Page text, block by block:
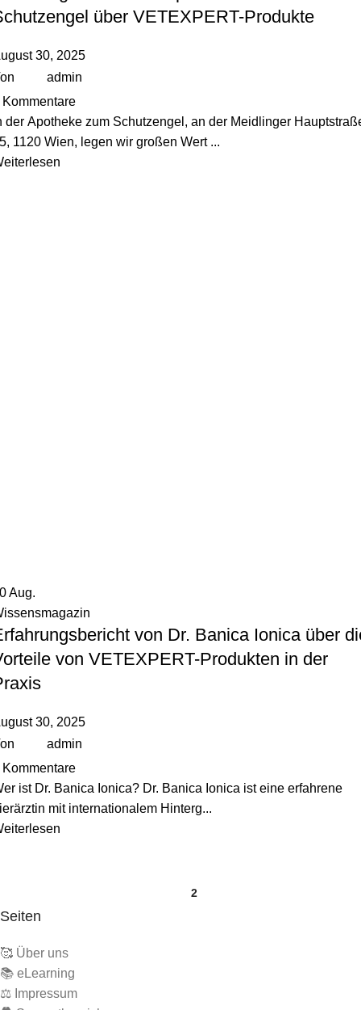
über VETEXPERT-Produkte
30, 2025
admin
Kommentare
der Apotheke zum Schutzengel, an der Meidlinger
1120 Wien, legen wir großen Wert ...
Aug.
von Dr. Banica Ionica über
von VETEXPERT-Produkten in der
30, 2025
admin
Kommentare
ist Dr. Banica Ionica? Dr. Banica Ionica ist eine erfahrene
mit internationalem Hinterg...
2
Seiten
🥰 Über uns
📚 eLearning
⚖️ Impressum